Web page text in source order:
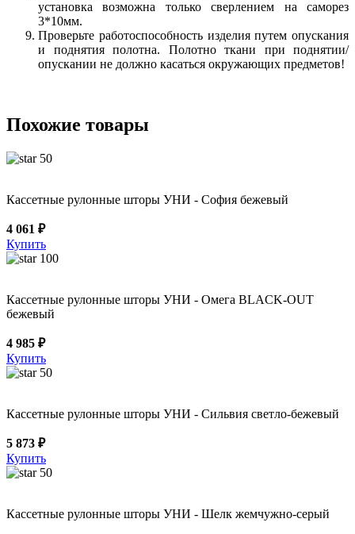
установка возможна только сверлением на саморез
3*10мм.
Проверьте работоспособность изделия путем опускания
и поднятия полотна. Полотно ткани при поднятии/
опускании не должно касаться окружающих предметов!
Похожие товары
50
Кассетные рулонные шторы УНИ - София бежевый
4 061 ₽
Купить
100
Кассетные рулонные шторы УНИ - Омега BLACK-OUT
бежевый
4 985 ₽
Купить
50
Кассетные рулонные шторы УНИ - Сильвия светло-бежевый
5 873 ₽
Купить
50
Кассетные рулонные шторы УНИ - Шелк жемчужно-серый